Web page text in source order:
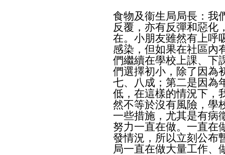
食物及衞生局局長：我
反覆，亦有反彈和惡化
在。小朋友雖然有上呼
感染，但如果在社區內
們繼續在學校上課、下
們選擇初小，除了因為
七、八成；第二是因為
低，在這樣的情況下，
然不等於沒有風險，學
一些措施，尤其是有病
努力一直在做。一直在
發情況，所以立刻公布
局一直在做大量工作、